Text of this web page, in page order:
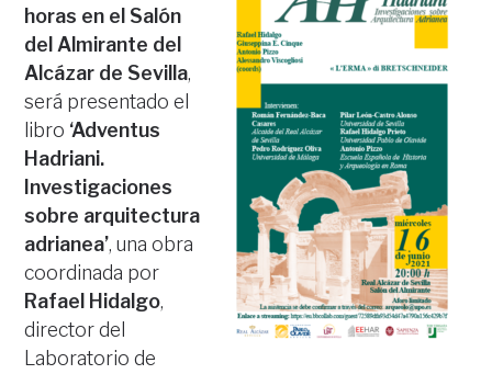
horas en el Salón
del Almirante del
Alcázar de Sevilla,
será presentado el
libro ‘Adventus
Hadriani.
Investigaciones
sobre arquitectura
adrianea’, una obra
coordinada por
Rafael Hidalgo,
director del
Laboratorio de